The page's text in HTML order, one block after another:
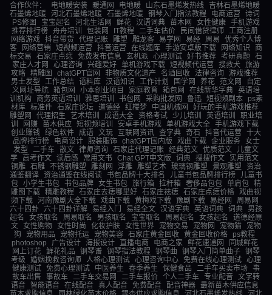
合作伙伴： 电地暖安装 暖通网 电地暖 山东石墨烯发热线
吉林石墨烯地暖
石墨烯地暖
河北石墨烯地暖 石墨烯地暖 钢琴入门指法教程 电商运营
诗词
PS修图
宝宝起名 河北生活网 鲜花 汉语词典 苗木网 女性健康 手机游戏
推荐排行榜
舟舟培训 包装网 IT教程 二手车估价 民间借贷律师
工商注册
网络游戏 抖音带货 代理记账 雕塑 雕龙客 易学网 易经 周易
优秀个人博
客
网络营销 短视频运营 抖音运营 在线题库 手游安卓版下载 网络知识
商
标交易
石家庄点痣 免费发布信息 玄机派 心理测试 好书推荐 考研真题 石
家庄人才网
心理咨询 兴趣爱好 单机游戏下载 短视频代运营 搜救犬 旅游
攻略 精雕图 chatGPT官网 非物质文化遗产 名酒回收 法律咨询 游戏推荐
男士发型
工作总结 语料库 汉语知识 工作计划 国学网 养花 范文网
自定
义网址导航 箱包网 小本创业项目 家庭教育 箱包网 在线新华字典 英语培
训机构
商务英语培训 雅思培训 书包网 采购批发网 鲁迅 短视频剧本
ps素
材库
标准件 石家庄论坛 道德经 红楼梦 中国机械网
好玩的手机游戏推荐
雕塑网
代理招生 艺术培训 成语大全 资格考试 少儿培训 英语培训
职业培
训
网赚 苗木供应 短视频培训 安卓手机游戏 单机游戏大全
手机游戏下载
创业赚钱
绿色软件 成语 文玩 互联网资讯 查字典 奇石 抖音代运营 十大
品牌排行榜
电商设计 服装服饰 chatGPT国内版 戏曲下载 企业服务
女士
发型
二手车 散文 律师咨询 石家庄代理记账 经典范文 优质范文
儿童文
学 高考作文 读后感 常用文书 Chat GPT中文版 词典 搜搜作文
实用范文
铜雕 石雕 不锈钢雕塑 雕刻网 浮雕 雕塑艺术 玻璃钢雕塑 景观雕塑
资治
通鉴翻译
资治通鉴在线阅读 书包品牌十大排名 儿童书包品牌排行榜
儿童书
包 小学生书包 书包品牌 女生书包 旅行箱 拉杆箱 奢侈品包包 单肩包 精
雕图下载 精雕教程 石家庄去痣哪里好 石家庄祛痣 石家庄点痣价格 戏曲视
频下载
河南豫剧大全下载 戏曲下载 黄梅戏下载 豫剧下载 易经网
周易网
六十四卦
六十四卦详解 易经入门 易经全文 汉语字典 英语词典 词典
男孩
起名
女孩取名 周易取名 男孩取名 宝宝取名 周易起名 女孩起名
道德经原
文 女性购物 女性时尚 化妆护肤 女性世界 宠物交易 宠物网 宠物猫
宠物
狗
宠物用品 宠物托运 宠物美容 石家庄黄金回收 黄金回收价格
ps教程
photoshop
广告设计 海报设计 直播电商 电商之家 鲜花速递网
同城鲜花
网上订花 鲜花礼品 钢琴谱 钢琴指法教程 钢琴曲 钢琴入门简单曲子 钢琴
考级
婚姻挽救咨询师 人格心理测试 心理咨询中心 免费在线心理测试 心理
健康测试
免费心理测试 中医养生 春季养生 保健食品 二手车买卖市场
事
故车出售
事故车 二手车交易网 二手车报价 个人二手车 专业配音 文字转
语音
智能语音 在线配音 真人配音 免费配音 配音神器
最新苗木供应信息